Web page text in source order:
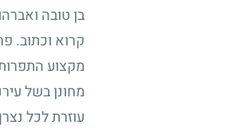
בן טובה
קרוא וכתוב.
מקצוע
מחונן בשל
עוזרת לכל